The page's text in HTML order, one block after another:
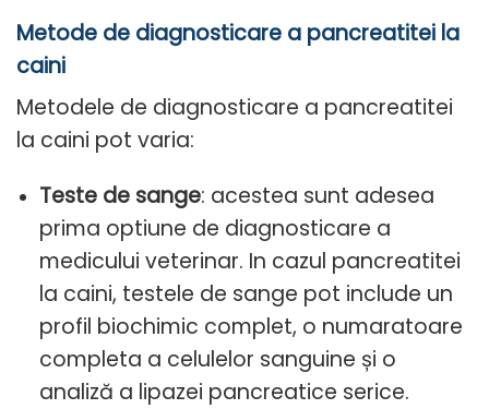
Metode de diagnosticare a pancreatitei la
caini
Metodele de diagnosticare a pancreatitei
la caini pot varia:
Teste de sange: acestea sunt adesea
prima optiune de diagnosticare a
medicului veterinar. In cazul pancreatitei
la caini, testele de sange pot include un
profil biochimic complet, o numaratoare
completa a celulelor sanguine și o
analiză a lipazei pancreatice serice.